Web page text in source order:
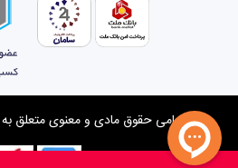
تمامی حقوق مادی و معنوی متعلق به